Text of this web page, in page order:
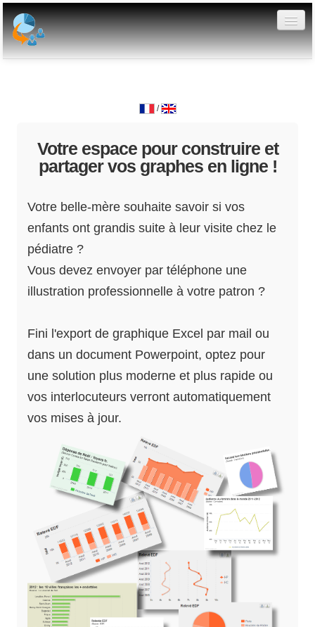
FAQ
/
Votre espace pour construire et
partager vos graphes en ligne !
Votre belle-mère souhaite savoir si vos
enfants ont grandis suite à leur visite chez le
pédiatre ?
Vous devez envoyer par téléphone une
illustration professionnelle à votre patron ?
Fini l'export de graphique Excel par mail ou
dans un document Powerpoint, optez pour
une solution plus moderne et plus rapide ou
vos interlocuteurs verront automatiquement
vos mises à jour.